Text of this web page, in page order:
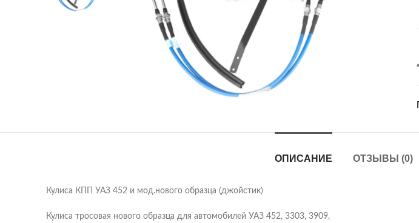
ОПИСАНИЕ ОТЗЫВЫ (0)
Кулиса КПП УАЗ 452 и мод.нового образца (джойстик)
Кулиса тросовая нового образца для автомобилей УАЗ 452, 3303, 3909,